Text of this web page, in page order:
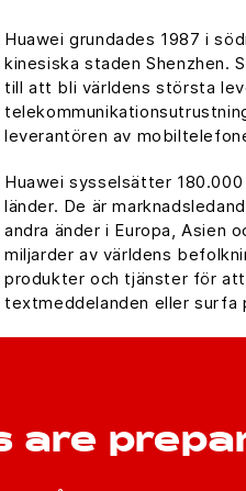
Huawei grundades 1987 i
kinesiska staden Shenzhen.
till att bli världens största
leverantören av
Huawei sysselsätter
länder. De är
andra änder i Europa, Asien
miljarder av världens
produkter och tjänster för
textmeddelanden eller surfa
are